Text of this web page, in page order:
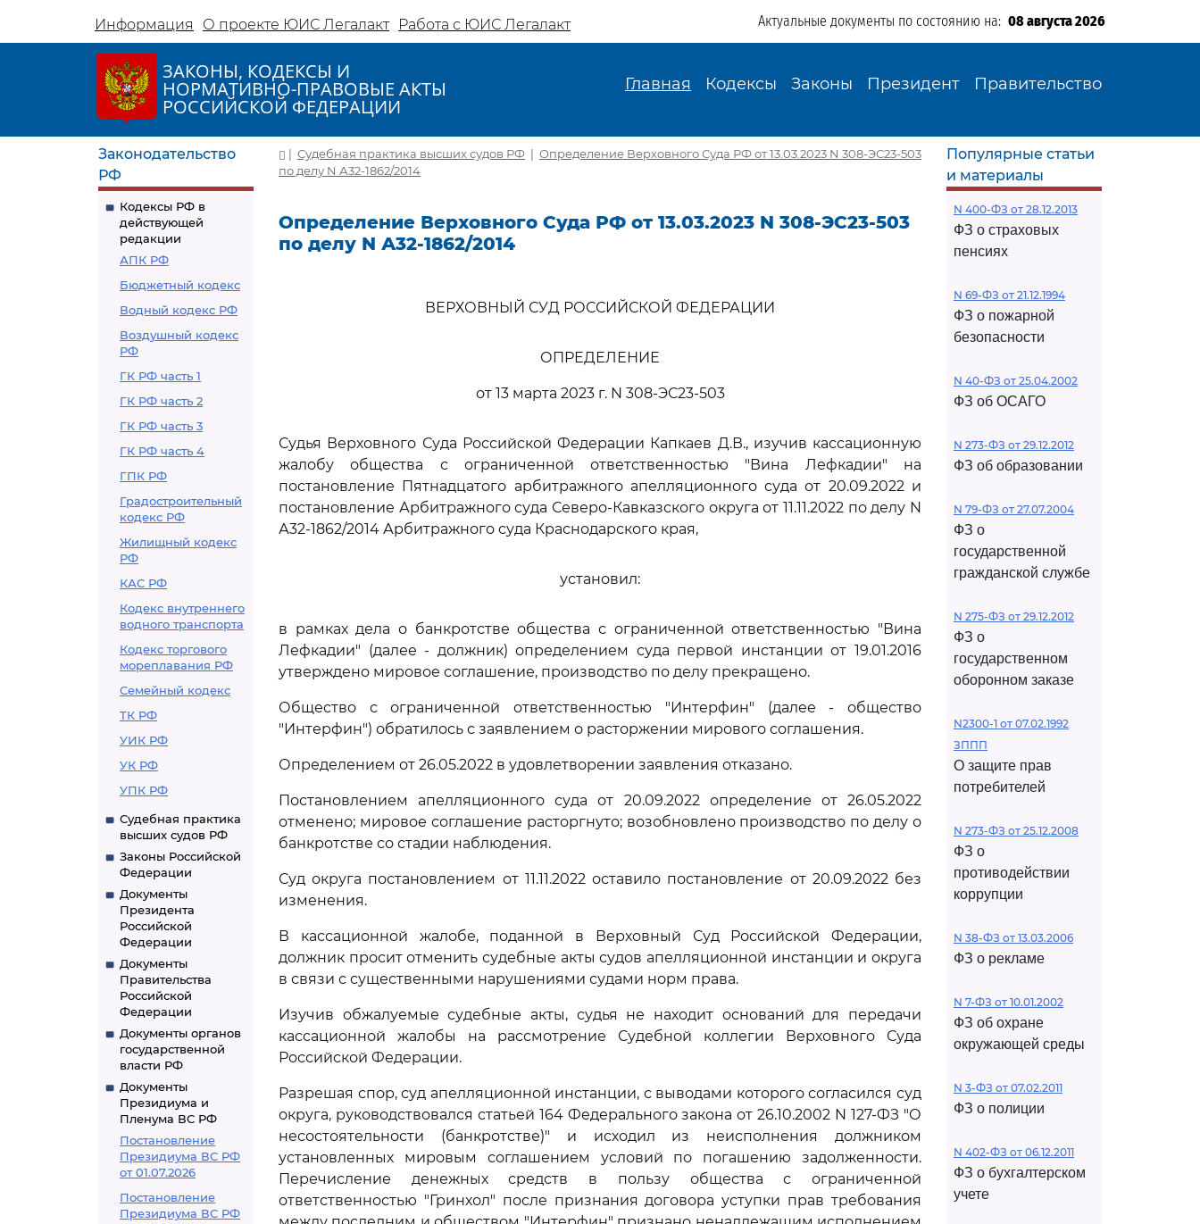
Информация О проекте ЮИС Легалакт Работа с ЮИС Легалакт Актуальные документы по состоянию на: 08 августа 2026
ЗАКОНЫ, КОДЕКСЫ И
НОРМАТИВНО-ПРАВОВЫЕ АКТЫ
РОССИЙСКОЙ ФЕДЕРАЦИИ
Главная Кодексы Законы Президент Правительство
Законодательство
РФ
Кодексы РФ в
действующей
редакции
АПК РФ
Бюджетный кодекс
Водный кодекс РФ
Воздушный кодекс
РФ
ГК РФ часть 1
ГК РФ часть 2
ГК РФ часть 3
ГК РФ часть 4
ГПК РФ
Градостроительный
кодекс РФ
Жилищный кодекс
РФ
КАС РФ
Кодекс внутреннего
водного транспорта
Кодекс торгового
мореплавания РФ
Семейный кодекс
ТК РФ
УИК РФ
УК РФ
УПК РФ
Судебная практика
высших судов РФ
Законы Российской
Федерации
Документы
Президента
Российской
Федерации
Документы
Правительства
Российской
Федерации
Документы органов
государственной
власти РФ
Документы
Президиума и
Пленума ВС РФ
Постановление
Президиума ВС РФ
от 01.07.2026
Постановление
Президиума ВС РФ
| Судебная практика высших судов РФ | Определение Верховного Суда РФ от 13.03.2023 N 308-ЭС23-503
по делу N А32-1862/2014
Определение Верховного Суда РФ от 13.03.2023 N 308-ЭС23-503
по делу N А32-1862/2014
ВЕРХОВНЫЙ СУД РОССИЙСКОЙ ФЕДЕРАЦИИ
ОПРЕДЕЛЕНИЕ
от 13 марта 2023 г. N 308-ЭС23-503
Судья Верховного Суда Российской Федерации Капкаев Д.В., изучив кассационную
жалобу общества с ограниченной ответственностью "Вина Лефкадии" на
постановление Пятнадцатого арбитражного апелляционного суда от 20.09.2022 и
постановление Арбитражного суда Северо-Кавказского округа от 11.11.2022 по делу N
А32-1862/2014 Арбитражного суда Краснодарского края,
установил:
в рамках дела о банкротстве общества с ограниченной ответственностью "Вина
Лефкадии" (далее - должник) определением суда первой инстанции от 19.01.2016
утверждено мировое соглашение, производство по делу прекращено.
Общество с ограниченной ответственностью "Интерфин" (далее - общество
"Интерфин") обратилось с заявлением о расторжении мирового соглашения.
Определением от 26.05.2022 в удовлетворении заявления отказано.
Постановлением апелляционного суда от 20.09.2022 определение от 26.05.2022
отменено; мировое соглашение расторгнуто; возобновлено производство по делу о
банкротстве со стадии наблюдения.
Суд округа постановлением от 11.11.2022 оставило постановление от 20.09.2022 без
изменения.
В кассационной жалобе, поданной в Верховный Суд Российской Федерации,
должник просит отменить судебные акты судов апелляционной инстанции и округа
в связи с существенными нарушениями судами норм права.
Изучив обжалуемые судебные акты, судья не находит оснований для передачи
кассационной жалобы на рассмотрение Судебной коллегии Верховного Суда
Российской Федерации.
Разрешая спор, суд апелляционной инстанции, с выводами которого согласился суд
округа, руководствовался статьей 164 Федерального закона от 26.10.2002 N 127-ФЗ "О
несостоятельности (банкротстве)" и исходил из неисполнения должником
установленных мировым соглашением условий по погашению задолженности.
Перечисление денежных средств в пользу общества с ограниченной
ответственностью "Гринхол" после признания договора уступки прав требования
Популярные статьи
и материалы
N 400-ФЗ от 28.12.2013
ФЗ о страховых
пенсиях
N 69-ФЗ от 21.12.1994
ФЗ о пожарной
безопасности
N 40-ФЗ от 25.04.2002
ФЗ об ОСАГО
N 273-ФЗ от 29.12.2012
ФЗ об образовании
N 79-ФЗ от 27.07.2004
ФЗ о
государственной
гражданской службе
N 275-ФЗ от 29.12.2012
ФЗ о
государственном
оборонном заказе
N2300-1 от 07.02.1992
ЗППП
О защите прав
потребителей
N 273-ФЗ от 25.12.2008
ФЗ о
противодействии
коррупции
N 38-ФЗ от 13.03.2006
ФЗ о рекламе
N 7-ФЗ от 10.01.2002
ФЗ об охране
окружающей среды
N 3-ФЗ от 07.02.2011
ФЗ о полиции
N 402-ФЗ от 06.12.2011
ФЗ о бухгалтерском
учете